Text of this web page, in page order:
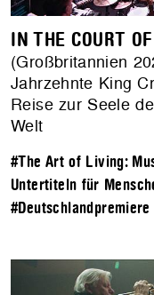
IN THE COURT
(Großbritannien
Jahrzehnte King
Reise zur Seele
Welt
#The Art of Living:
Untertiteln für
#Deutschlandpremiere